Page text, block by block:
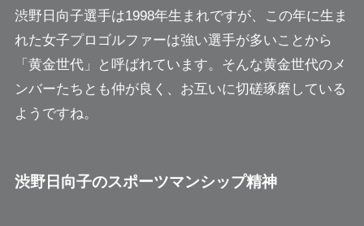
渋野日向子選手は1998年生まれですが、この年に生ま
れた女子プロゴルファーは強い選手が多いことから
「黄金世代」と呼ばれています。そんな黄金世代のメ
ンバーたちとも仲が良く、お互いに切磋琢磨している
ようですね。
渋野日向子のスポーツマンシップ精神